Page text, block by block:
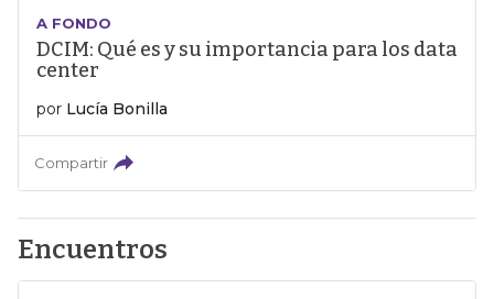
A FONDO
DCIM: Qué es y su importancia para los data
center
por Lucía Bonilla
Compartir
Encuentros